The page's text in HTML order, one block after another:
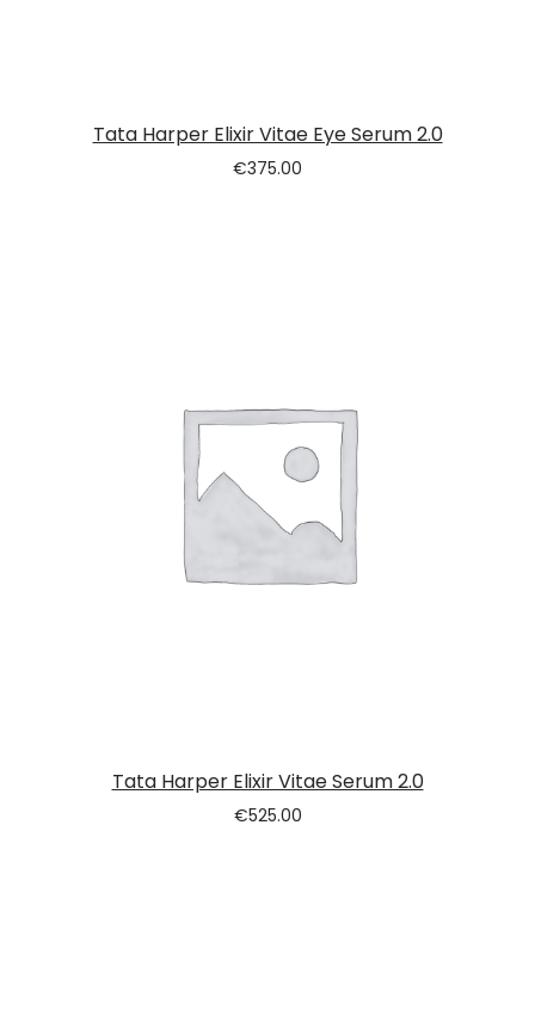
Tata Harper Elixir Vitae Eye Serum 2.0
€375.00
Tata Harper Elixir Vitae Serum 2.0
€525.00